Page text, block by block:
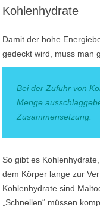
Kohlenhydrate
Damit der hohe
gedeckt wird, muss man
Bei der Zufuhr von
Menge
Zusammensetzung.
So gibt es
dem Körper lange zur
Kohlenhydrate sind
„Schnellen“ müssen